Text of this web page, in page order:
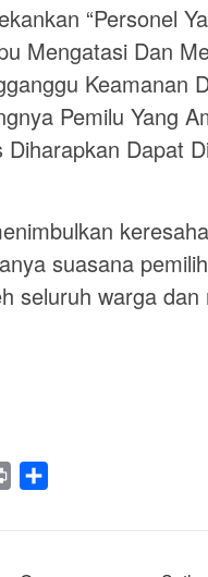
“Personel
Mengatasi Dan
Keamanan
Pemilu Yang
Dapat
suasana
seluruh warga dan
Print